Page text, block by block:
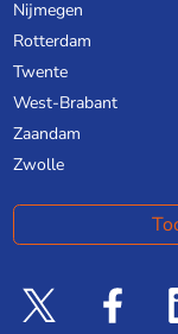
Nijmegen
Rotterdam
Twente
West-Brabant
Zaandam
Zwolle